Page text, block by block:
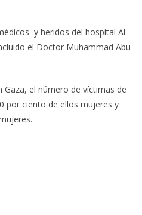
y heridos del hospital Al-
el Doctor Muhammad Abu
el número de víctimas de
por ciento de ellos mujeres y